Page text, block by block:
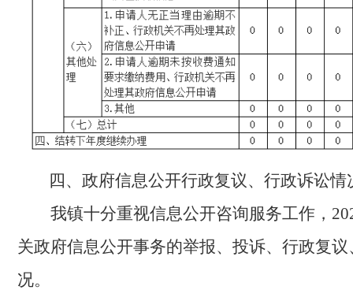
四、政府信息公开行政复议、行政诉讼情
我镇十分重视信息公开咨询服务工作，
关政府信息公开事务的举报、投诉、行政复
况。